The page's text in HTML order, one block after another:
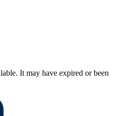
It may have expired or been